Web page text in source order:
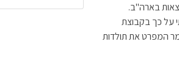
נמצאות בארה"ב.
על כך בקבוצת
המפרט את תולדות